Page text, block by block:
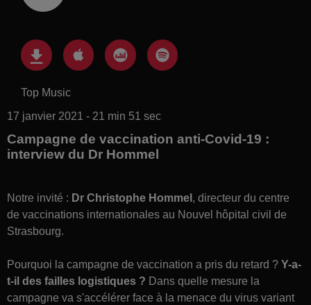
Top Music
17 janvier 2021 - 21 min 51 sec
Campagne de vaccination anti-Covid-19 :
interview du Dr Hommel
Notre invité : Dr Christophe Hommel , directeur du centre
de vaccinations internationales au Nouvel hôpital civil de
Strasbourg.
Pourquoi la campagne de vaccination a pris du retard ? Y-a-
t-il des failles logistiques ? Dans quelle mesure la
campagne va s'accélérer face à la menace du virus variant